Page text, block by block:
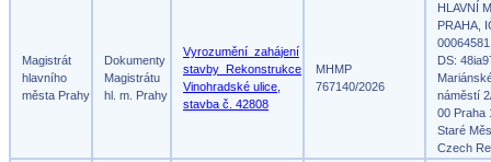
Magistrát
hlavního
města Prahy
Dokumenty
Magistrátu
hl. m. Prahy
Vyrozumění_zahájení
stavby_Rekonstrukce
Vinohradské ulice,
stavba č. 42808
MHMP
767140/2026
HLAVNÍ
PRAHA,
00064581
DS:
náměstí
00 Praha
Staré
Czech